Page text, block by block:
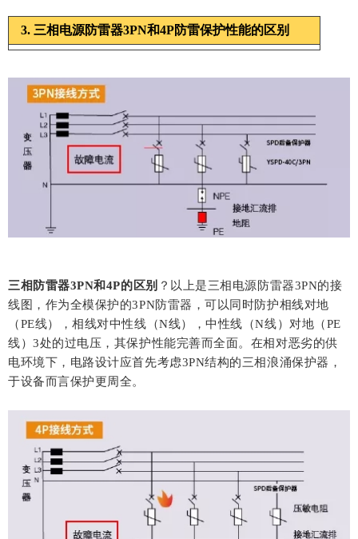
3. 三相电源防雷器3PN和4P防雷保护性能的区别
三相防雷器3PN和4P的 区别 ？ 以上是三相电源防雷器3PN的接
线图，作为全模保护的3PN防雷器，可以同时防护相线对地
（PE线），相线对中性线（N线），中性线（N线）对地（PE
线）3处的过电压，其保护性能完善而全面。在相对恶劣的供
电环境下，电路设计应首先考虑3PN结构的三相浪涌保护器，
于设备而言保护更周全。